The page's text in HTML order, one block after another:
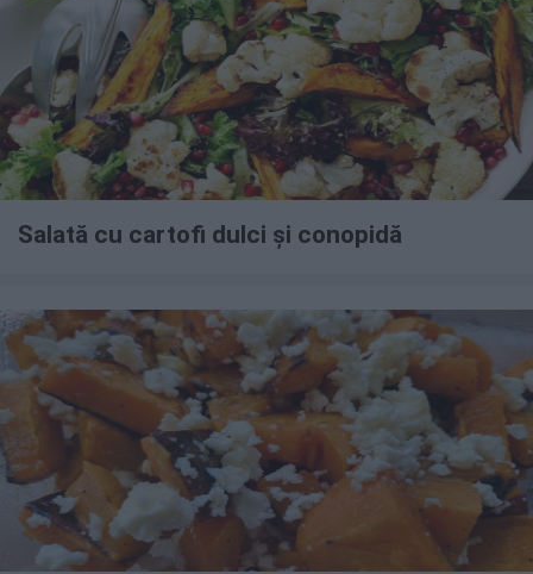
Salată cu cartofi dulci și conopidă